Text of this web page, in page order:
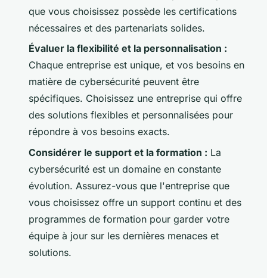
que vous choisissez possède les certifications
nécessaires et des partenariats solides.
Évaluer la flexibilité et la personnalisation :
Chaque entreprise est unique, et vos besoins en
matière de cybersécurité peuvent être
spécifiques. Choisissez une entreprise qui offre
des solutions flexibles et personnalisées pour
répondre à vos besoins exacts.
Considérer le support et la formation : La
cybersécurité est un domaine en constante
évolution. Assurez-vous que l'entreprise que
vous choisissez offre un support continu et des
programmes de formation pour garder votre
équipe à jour sur les dernières menaces et
solutions.